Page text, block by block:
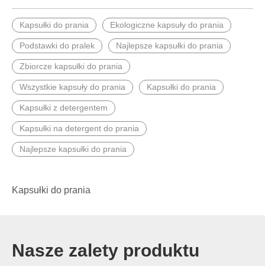
Kapsułki do prania Ekologiczne kapsuły do ​​prania
Podstawki do pralek Najlepsze kapsułki do prania
Zbiorcze kapsułki do prania
Wszystkie kapsuły do ​​prania Kapsułki do prania
Kapsułki z detergentem
Kapsułki na detergent do prania
Najlepsze kapsułki do prania
Kapsułki do prania
Nasze zalety produktu